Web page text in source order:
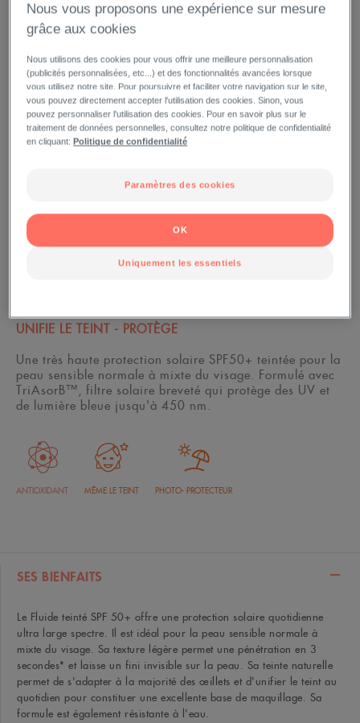
UNIFIE LE TEINT - PROTÈGE
Une très haute protection solaire SPF50+ teintée pour la
peau sensible normale à mixte du visage. Formulé avec
TriAsorB™, filtre solaire breveté qui protège des UV et
de lumière bleue jusqu'à 450 nm.
ANTIOXIDANT MÊME LE TEINT PHOTO- PROTECTEUR
SES BIENFAITS
Le Fluide teinté SPF 50+ offre une protection solaire quotidienne
ultra large spectre. Il est idéal pour la peau sensible normale à
mixte du visage. Sa texture légère permet une pénétration en 3
secondes* et laisse un fini invisible sur la peau. Sa teinte naturelle
permet de s'adapter à la majorité des œillets et d'unifier le teint au
quotidien pour constituer une excellente base de maquillage. Sa
formule est également résistante à l'eau.
Nous vous proposons une expérience sur mesure
grâce aux cookies
Nous utilisons des cookies pour vous offrir une meilleure personnalisation
(publicités personnalisées, etc...) et des fonctionnalités avancées lorsque
vous utilisez notre site. Pour poursuivre et faciliter votre navigation sur le site,
vous pouvez directement accepter l'utilisation des cookies. Sinon, vous
pouvez personnaliser l'utilisation des cookies. Pour en savoir plus sur le
traitement de données personnelles, consultez notre politique de confidentialité
en cliquant:Politique de confidentialité
Paramètres des cookies
Uniquement les essentiels
OK